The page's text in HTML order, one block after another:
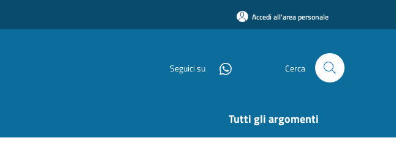
Accedi all'area personale
Seguici su Cerca
Tutti gli argomenti